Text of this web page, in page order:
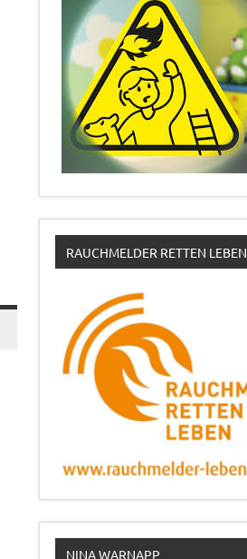
RAUCHMELDER RETTEN LEBEN
NINA WARNAPP